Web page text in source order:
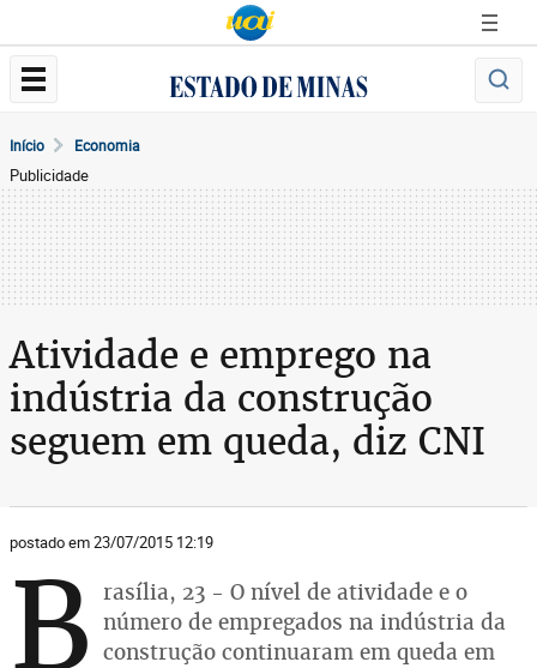
Início Economia
Publicidade
Atividade e emprego na
indústria da construção
seguem em queda, diz CNI
postado em 23/07/2015 12:19
B rasília, 23 - O nível de atividade e o
número de empregados na indústria da
construção continuaram em queda em